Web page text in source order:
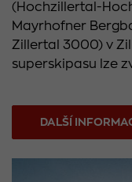
(Hochzillertal-
Mayrhofner
Zillertal 3000) v
superskipasu lze
DALŠÍ